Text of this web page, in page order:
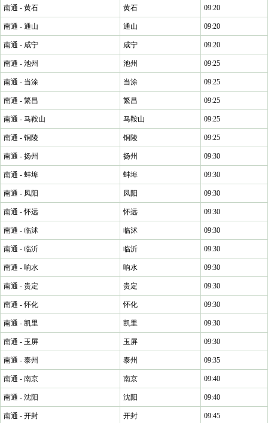
南通 - 黄石 黄石 09:20
南通 - 通山 通山 09:20
南通 - 咸宁 咸宁 09:20
南通 - 池州 池州 09:25
南通 - 当涂 当涂 09:25
南通 - 繁昌 繁昌 09:25
南通 - 马鞍山 马鞍山 09:25
南通 - 铜陵 铜陵 09:25
南通 - 扬州 扬州 09:30
南通 - 蚌埠 蚌埠 09:30
南通 - 凤阳 凤阳 09:30
南通 - 怀远 怀远 09:30
南通 - 临沭 临沭 09:30
南通 - 临沂 临沂 09:30
南通 - 响水 响水 09:30
南通 - 贵定 贵定 09:30
南通 - 怀化 怀化 09:30
南通 - 凯里 凯里 09:30
南通 - 玉屏 玉屏 09:30
南通 - 泰州 泰州 09:35
南通 - 南京 南京 09:40
南通 - 沈阳 沈阳 09:40
南通 - 开封 开封 09:45